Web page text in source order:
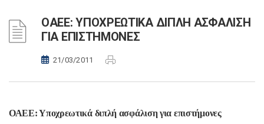
ΟΑΕΕ: ΥΠΟΧΡΕΩΤΙΚΑ ΔΙΠΛΗ ΑΣΦΑΛΙΣΗ
ΓΙΑ ΕΠΙΣΤΗΜΟΝΕΣ
21/03/2011
ΟΑΕΕ: Υποχρεωτικά διπλή ασφάλιση για επιστήμονες